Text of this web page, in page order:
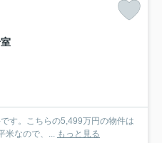
す。こちらの5,499万円の物件は
米なので、... もっと見る